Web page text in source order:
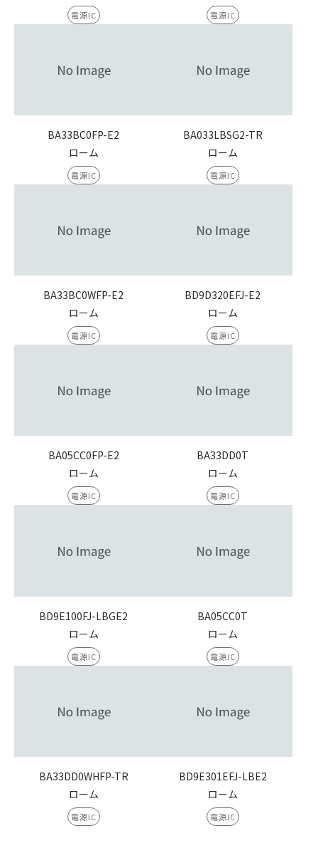
電源IC 電源IC
BA33BC0FP-E2
ローム
電源IC
BA033LBSG2-TR
ローム
電源IC
BA33BC0WFP-E2
ローム
電源IC
BD9D320EFJ-E2
ローム
電源IC
BA05CC0FP-E2
ローム
電源IC
BA33DD0T
ローム
電源IC
BD9E100FJ-LBGE2
ローム
電源IC
BA05CC0T
ローム
電源IC
BA33DD0WHFP-TR
ローム
電源IC
BD9E301EFJ-LBE2
ローム
電源IC